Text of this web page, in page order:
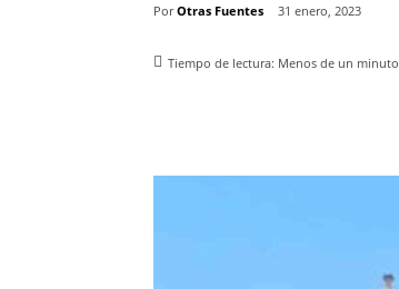
Por Otras Fuentes 31 enero, 2023
Tiempo de lectura: Menos de un minuto